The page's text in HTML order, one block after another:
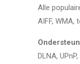
Alle
AIFF, WMA,
DLNA,